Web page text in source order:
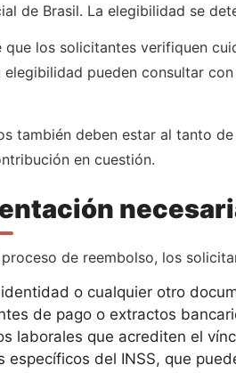
de Brasil. La elegibilidad se
que los solicitantes verifiquen
elegibilidad pueden consultar
también deben estar al tanto
en cuestión.
de reembolso, los
o cualquier otro
de pago o extractos
laborales que acrediten el
específicos del INSS, que